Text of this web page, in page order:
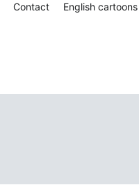
Contact English cartoons